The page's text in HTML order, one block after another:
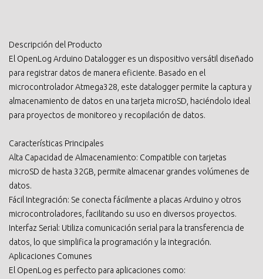
Descripción del Producto
El OpenLog Arduino Datalogger es un dispositivo versátil diseñado
para registrar datos de manera eficiente. Basado en el
microcontrolador Atmega328, este datalogger permite la captura y
almacenamiento de datos en una tarjeta microSD, haciéndolo ideal
para proyectos de monitoreo y recopilación de datos.
Características Principales
Alta Capacidad de Almacenamiento: Compatible con tarjetas
microSD de hasta 32GB, permite almacenar grandes volúmenes de
datos.
Fácil Integración: Se conecta fácilmente a placas Arduino y otros
microcontroladores, facilitando su uso en diversos proyectos.
Interfaz Serial: Utiliza comunicación serial para la transferencia de
datos, lo que simplifica la programación y la integración.
Aplicaciones Comunes
El OpenLog es perfecto para aplicaciones como: